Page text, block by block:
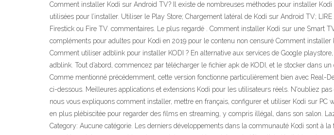
Comment installer Kodi sur Android TV? Il existe de nombreuses méthodes pour installer
utilisées pour l’installer. Utiliser le Play Store; Chargement latéral de Kodi sur Android TV;
Firestick ou Fire TV. commentaires. Le plus regardé . Comment installer Kodi sur une
compléments pour adultes pour Kodi en 2019 pour le contenu non censuré Comment
Comment utiliser adblink pour installer KODI ? En alternative aux services de Google
adblink. Tout d’abord, commencez par télécharger le fichier apk de KODI, et le stocker dans
Comme mentionné précédemment, cette version fonctionne particulièrement bien avec
ci-dessous. Meilleures applications et extensions Kodi pour les utilisateurs réels. N'oubliez
nous vous expliquons comment installer, mettre en français, configurer et utiliser Kodi sur
en plus plébiscitée pour regarder des films en streaming, y compris illégal, dans son salon.
Category: Aucune catégorie. Les derniers développements dans la communauté Kodi sont à